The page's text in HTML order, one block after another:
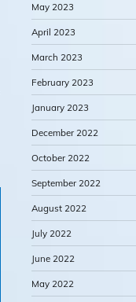
May 2023
April 2023
March 2023
February 2023
January 2023
December 2022
October 2022
September 2022
August 2022
July 2022
June 2022
May 2022